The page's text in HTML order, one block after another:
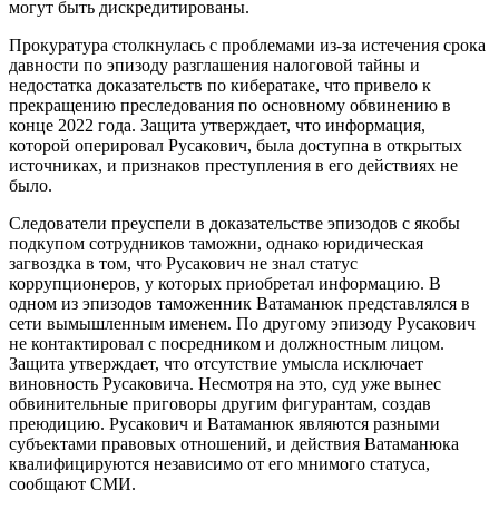
могут быть дискредитированы.
Прокуратура столкнулась с проблемами из-за истечения срока
давности по эпизоду разглашения налоговой тайны и
недостатка доказательств по кибератаке, что привело к
прекращению преследования по основному обвинению в
конце 2022 года. Защита утверждает, что информация,
которой оперировал Русакович, была доступна в открытых
источниках, и признаков преступления в его действиях не
было.
Следователи преуспели в доказательстве эпизодов с якобы
подкупом сотрудников таможни, однако юридическая
загвоздка в том, что Русакович не знал статус
коррупционеров, у которых приобретал информацию. В
одном из эпизодов таможенник Ватаманюк представлялся в
сети вымышленным именем. По другому эпизоду Русакович
не контактировал с посредником и должностным лицом.
Защита утверждает, что отсутствие умысла исключает
виновность Русаковича. Несмотря на это, суд уже вынес
обвинительные приговоры другим фигурантам, создав
преюдицию. Русакович и Ватаманюк являются разными
субъектами правовых отношений, и действия Ватаманюка
квалифицируются независимо от его мнимого статуса,
сообщают СМИ.